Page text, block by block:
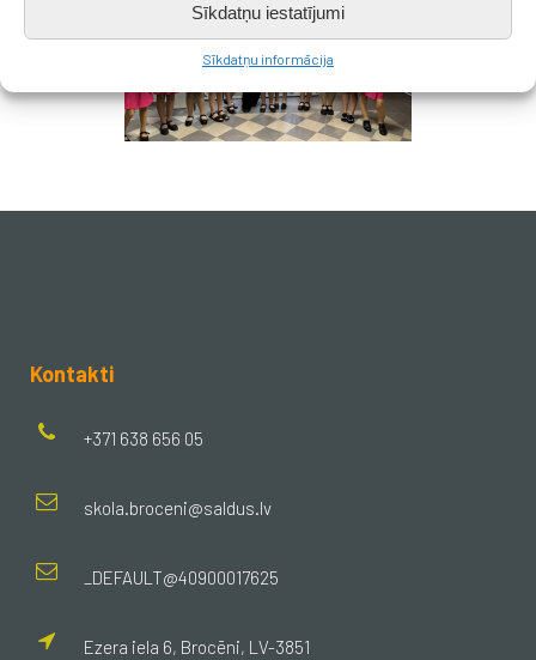
Sīkdatņu iestatījumi
Sīkdatņu informācija
Kontakti
+371 638 656 05
skola.broceni@saldus.lv
_DEFAULT@40900017625
Ezera iela 6, Brocēni, LV-3851